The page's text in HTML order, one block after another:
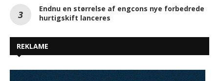
Endnu en størrelse af engcons nye forbedrede
hurtigskift lanceres
REKLAME